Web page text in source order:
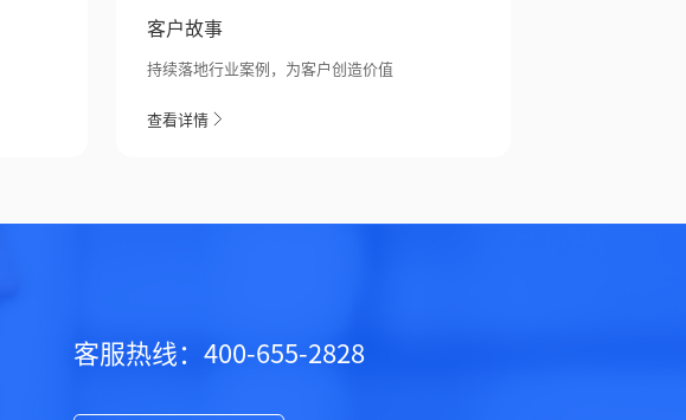
客户故事
持续落地行业案例，为客户创造价值
查看详情
客服热线：400-655-2828